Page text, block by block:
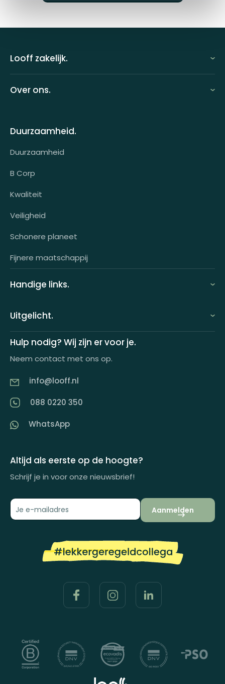
Looff zakelijk.
Looff attentprogramma | Collega's
Tarieven
Voor wie?
Klantcases
HR-koppeling
OCI-koppeling
Over ons.
Contact
Werken bij
Duurzaamheid.
Duurzaamheid
B Corp
Kwaliteit
Veiligheid
Schonere planeet
Fijnere maatschappij
Handige links.
FAQ
Demo aanvragen
Impactrapport
Uitgelicht.
Keuzecadeauconcepten
Looff keuzecadeaukaart
Producten in huisstijl
Hulp nodig? Wij zijn er voor je.
Neem contact met ons op.
info@looff.nl
088 0220 350
WhatsApp
Altijd als eerste op de hoogte?
Schrijf je in voor onze nieuwsbrief!
Aanmelden